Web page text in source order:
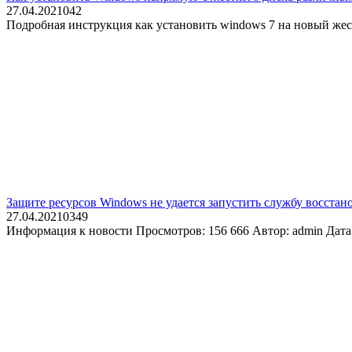
27.04.2021042
Подробная инструкция как установить windows 7 на новый
Защите ресурсов Windows не удается запустить службу
27.04.20210349
Информация к новости Просмотров: 156 666 Автор: admin